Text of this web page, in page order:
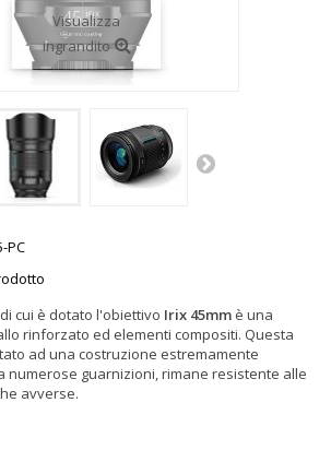
Visualizza
ingrandito
PC
di cui è dotato l'obiettivo Irix 45mm è una
rinforzato ed elementi compositi. Questa
ad una costruzione estremamente
numerose guarnizioni, rimane resistente alle
avverse.